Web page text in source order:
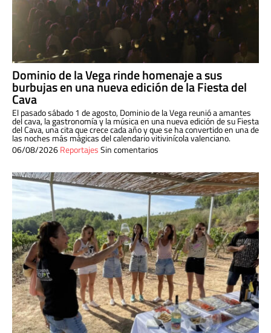
Dominio de la Vega rinde homenaje a sus
burbujas en una nueva edición de la Fiesta del
Cava
El pasado sábado 1 de agosto, Dominio de la Vega reunió a amantes
del cava, la gastronomía y la música en una nueva edición de su Fiesta
del Cava, una cita que crece cada año y que se ha convertido en una de
las noches más mágicas del calendario vitivinícola valenciano.
06/08/2026ReportajesSin comentarios